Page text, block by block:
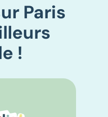
Paris
!